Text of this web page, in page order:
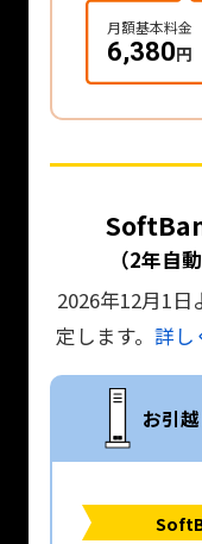
月額基本料金
6,380円
（2年自
2026年12月1
定します。 詳し
お引